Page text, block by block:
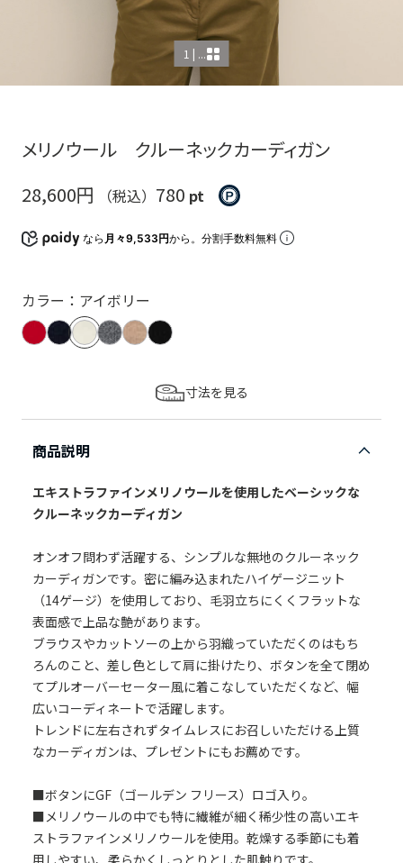
1 | ...
メリノウール クルーネックカーディガン
28,600円
（税込） 780 pt
なら 月々9,533円から。分割手数料無料
カラー：アイボリー
寸法を見る
商品説明
エキストラファインメリノウールを使用したベーシックな
クルーネックカーディガン
オンオフ問わず活躍する、シンプルな無地のクルーネック
カーディガンです。密に編み込まれたハイゲージニット
（14ゲージ）を使用しており、毛羽立ちにくくフラットな
表面感で上品な艶があります。
ブラウスやカットソーの上から羽織っていただくのはもち
ろんのこと、差し色として肩に掛けたり、ボタンを全て閉め
てプルオーバーセーター風に着こなしていただくなど、幅
広いコーディネートで活躍します。
トレンドに左右されずタイムレスにお召しいただける上質
なカーディガンは、プレゼントにもお薦めです。
■ボタンにGF（ゴールデン フリース）ロゴ入り。
■メリノウールの中でも特に繊維が細く稀少性の高いエキ
ストラファインメリノウールを使用。乾燥する季節にも着